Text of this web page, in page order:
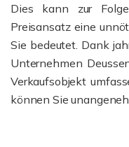
Dies kann zur
Preisansatz eine
Sie bedeutet. Dank
Unternehmen
Verkaufsobjekt
können Sie